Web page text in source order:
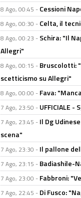
8 Ago, 00:45 - Cessioni
8 Ago, 00:30 - Celta, il
8 Ago, 00:23 - Schira: "Il
Allegri"
8 Ago, 00:15 - Bruscolotti:
scetticismo su Allegri"
8 Ago, 00:00 - Fava:
7 Ago, 23:50 - UFFICIALE
7 Ago, 23:45 - Il Dg
scena"
7 Ago, 23:30 - Il pallone
7 Ago, 23:15 - Badiashile-
7 Ago, 23:00 - Fabbroni:
7 Ago, 22:45 - Di Fusco: